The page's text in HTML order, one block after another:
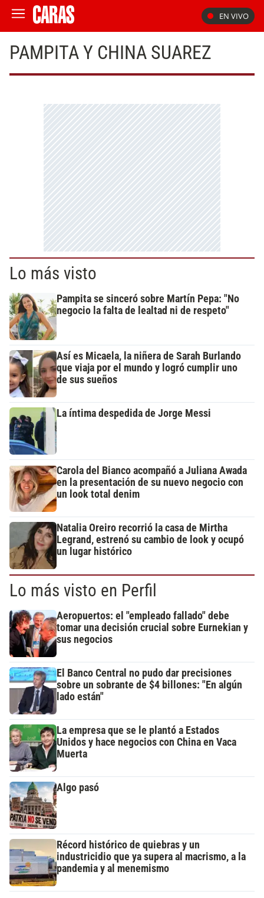
EN VIVO
PAMPITA Y CHINA SUAREZ
Lo más visto
Pampita se sinceró sobre Martín Pepa: "No
negocio la falta de lealtad ni de respeto"
Así es Micaela, la niñera de Sarah Burlando
que viaja por el mundo y logró cumplir uno
de sus sueños
La íntima despedida de Jorge Messi
Carola del Bianco acompañó a Juliana Awada
en la presentación de su nuevo negocio con
un look total denim
Natalia Oreiro recorrió la casa de Mirtha
Legrand, estrenó su cambio de look y ocupó
un lugar histórico
Lo más visto en Perfil
Aeropuertos: el "empleado fallado" debe
tomar una decisión crucial sobre Eurnekian y
sus negocios
El Banco Central no pudo dar precisiones
sobre un sobrante de $4 billones: "En algún
lado están"
La empresa que se le plantó a Estados
Unidos y hace negocios con China en Vaca
Muerta
Algo pasó
Récord histórico de quiebras y un
industricidio que ya supera al macrismo, a la
pandemia y al menemismo